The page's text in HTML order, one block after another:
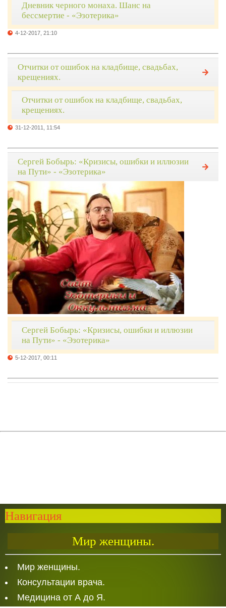
Дневник черного монаха. Шанс на
бессмертие - «Эзотерика»
4-12-2017, 21:10
Отчитки от ошибок на кладбище, свадьбах,
крещениях.
Отчитки от ошибок на кладбище, свадьбах,
крещениях.
31-12-2011, 11:54
Сергей Бобырь: «Кризисы, ошибки и иллюзии
на Пути» - «Эзотерика»
Сергей Бобырь: «Кризисы, ошибки и иллюзии
на Пути» - «Эзотерика»
5-12-2017, 00:11
Навигация
Мир женщины.
Мир женщины.
Консультации врача.
Медицина от А до Я.